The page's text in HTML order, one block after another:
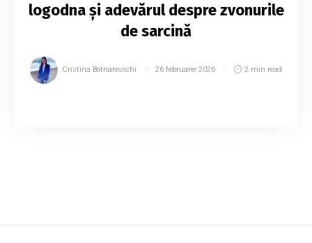
logodna și adevărul despre zvonurile
de sarcină
Cristina Botnarevschi 26 februarie 2026 2 min read